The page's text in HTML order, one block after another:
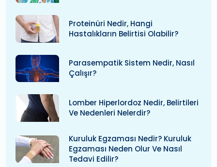
Proteinüri Nedir, Hangi
Hastalıkların Belirtisi Olabilir?
Parasempatik Sistem Nedir, Nasıl
Çalışır?
Lomber Hiperlordoz Nedir, Belirtileri
Ve Nedenleri Nelerdir?
Kuruluk Egzaması Nedir? Kuruluk
Egzaması Neden Olur Ve Nasıl
Tedavi Edilir?